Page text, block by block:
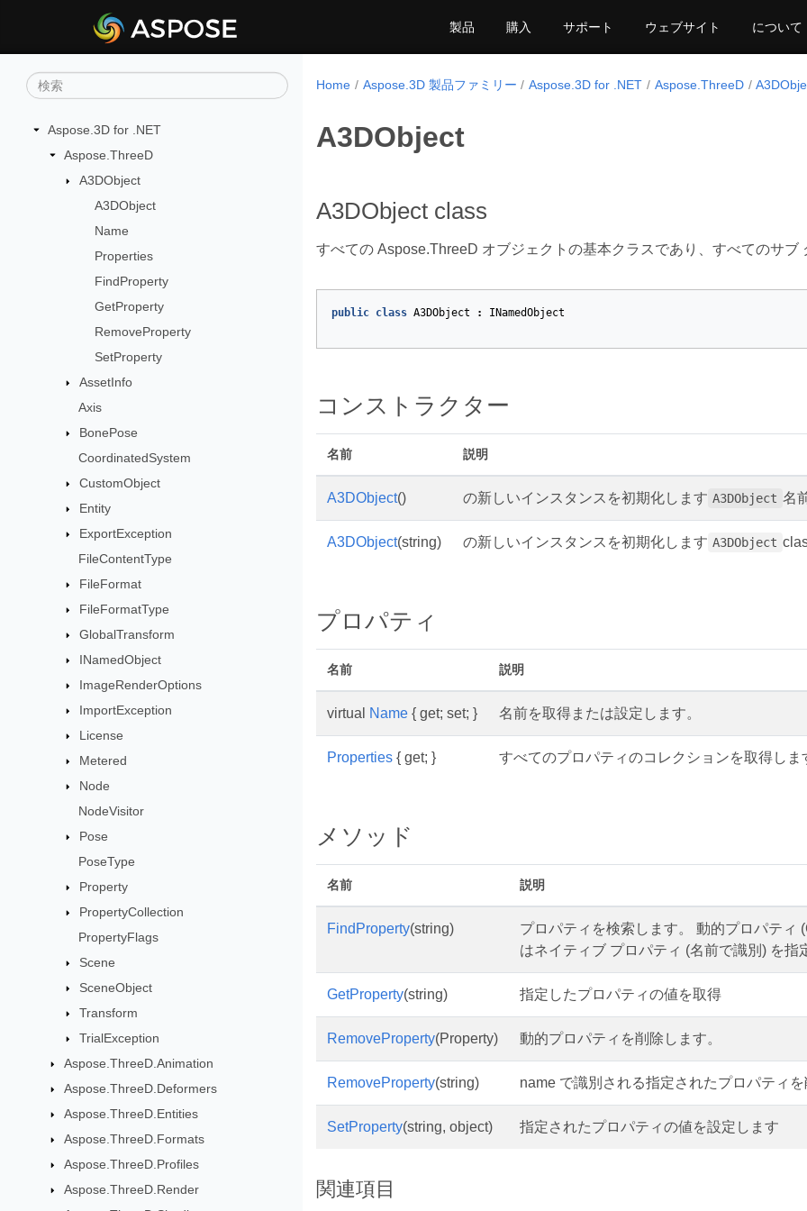
製品 購入 サポート ウェブサイト について
Aspose.3D for .NET
Aspose.ThreeD
A3DObject
A3DObject
Name
Properties
FindProperty
GetProperty
RemoveProperty
SetProperty
AssetInfo
Axis
BonePose
CoordinatedSystem
CustomObject
Entity
ExportException
FileContentType
FileFormat
FileFormatType
GlobalTransform
INamedObject
ImageRenderOptions
ImportException
License
Metered
Node
NodeVisitor
Pose
PoseType
Property
PropertyCollection
PropertyFlags
Scene
SceneObject
Transform
TrialException
Aspose.ThreeD.Animation
Aspose.ThreeD.Deformers
Aspose.ThreeD.Entities
Aspose.ThreeD.Formats
Aspose.ThreeD.Profiles
Aspose.ThreeD.Render
Home Aspose.3D 製品ファミリー Aspose.3D for .NET Aspose.ThreeD
A3DObject
A3DObject class
すべての Aspose.ThreeD オブジェクトの基本クラスであり、すべてのサブ
public class A3DObject : INamedObject
コンストラクター
名前 説明
A3DObject() の新しいインスタンスを初期化します A3DObject 名
A3DObject(string) の新しいインスタンスを初期化します A3DObject
プロパティ
名前 説明
virtual Name { get; set; } 名前を取得または設定します。
Properties { get; } すべてのプロパティのコレクションを取得しま
メソッド
名前 説明
FindProperty(string)
プロパティを検索します。 動的プロパティ
はネイティブ プロパティ (名前で識別) を指
GetProperty(string) 指定したプロパティの値を取得
RemoveProperty(Property) 動的プロパティを削除します。
RemoveProperty(string) name で識別される指定されたプロパティ
SetProperty(string, object) 指定されたプロパティの値を設定します
関連項目